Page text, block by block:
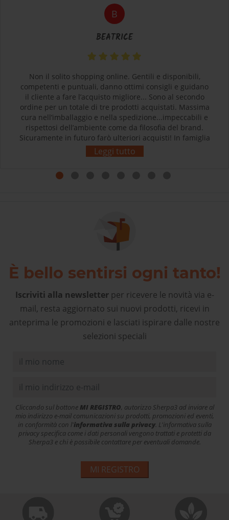
B
BEATRICE
Non il solito shopping online. Gentili e disponibili,
competenti e puntuali, danno ottimi consigli e guidano
il cliente a fare l’acquisto migliore... Sono al secondo
ordine per un totale di tre prodotti acquistati. Massima
cura nell’imballaggio e nella spedizione...impeccabili e
rispettosi dell’ambiente come da filosofia del brand.
Sicuramente in futuro farò ulteriori acquisti! In famiglia
siamo tutti soddisfatti e contenti dei nostri acquisti.
Grazie! L’esperienza d’acquisto con Sherpa3 è stata
Leggi tutto
È bello sentirsi ogni tanto!
Iscriviti alla newsletterper ricevere le novità via e-
mail, resta aggiornato sui nuovi prodotti, ricevi in
anteprima le promozioni e lasciati ispirare dalle nostre
selezioni speciali
Cliccando sul bottone MI REGISTRO, autorizzo Sherpa3 ad inviare al
mio indirizzo e-mail comunicazioni su prodotti, promozioni ed eventi,
in conformità con l'informativa sulla privacy. L'informativa sulla
privacy specifica come i dati personali vengono trattati e protetti da
Sherpa3 e chi è possibile contattare per eventuali domande.
MI REGISTRO